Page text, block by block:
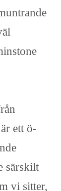
ett ö-
särskilt
vi sitter,